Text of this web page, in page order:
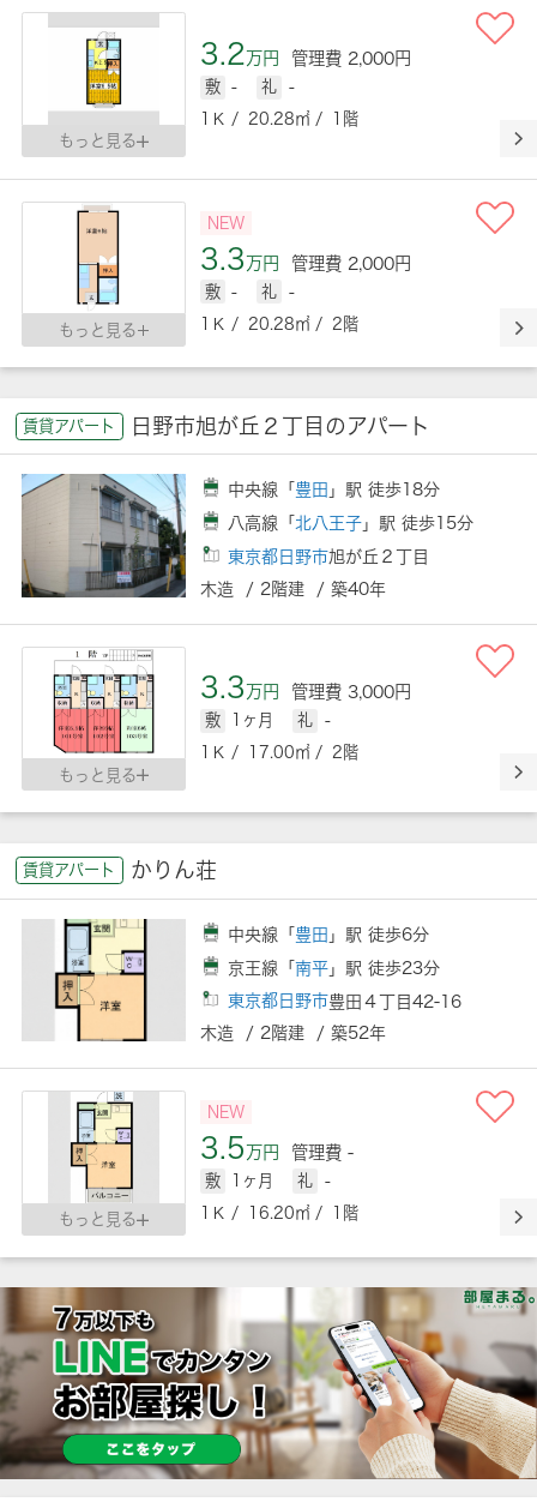
もっと見る
3.2万円 管理費 2,000円
敷 - 礼
-
1Ｋ / 20.28㎡ / 1階
もっと見る
NEW
3.3万円 管理費 2,000円
敷 - 礼
-
1Ｋ / 20.28㎡ / 2階
賃貸アパート 日野市旭が丘２丁目のアパート
中央線「 豊田 」駅 徒歩18分
八高線「 北八王子 」駅 徒歩15分
東京都日野市旭が丘２丁目
木造 / 2階建 / 築40年
もっと見る
3.3万円 管理費 3,000円
敷 1ヶ月 礼
-
1Ｋ / 17.00㎡ / 2階
賃貸アパート かりん荘
中央線「 豊田 」駅 徒歩6分
京王線「南平 」駅 徒歩23分
東京都日野市豊田４丁目42-16
木造 / 2階建 / 築52年
もっと見る
NEW
3.5万円 管理費 -
敷 1ヶ月 礼
-
1Ｋ / 16.20㎡ / 1階